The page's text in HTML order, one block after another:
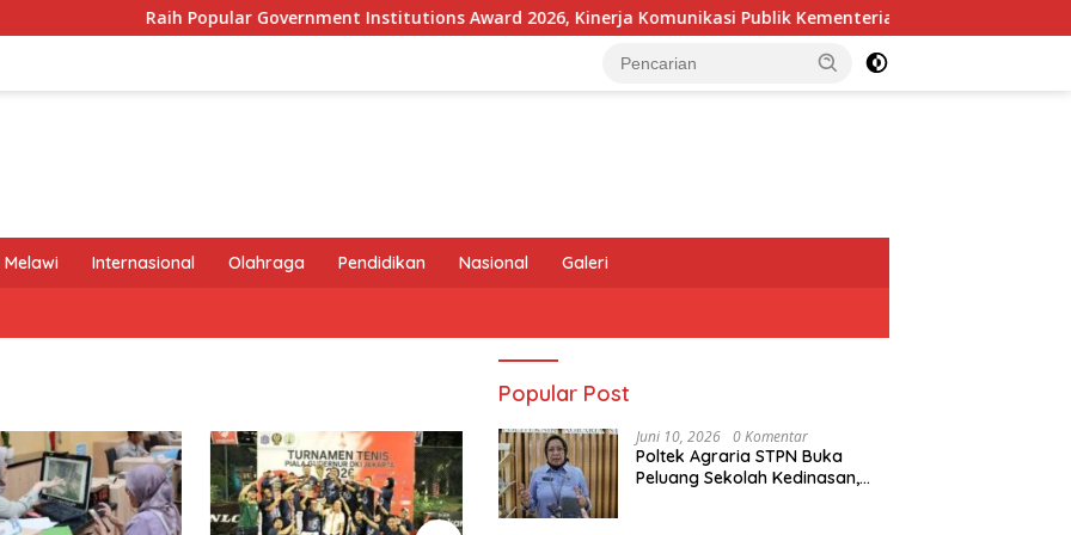
Raih Popular Government Institutions Award 2026, Kinerja Komunikasi Publik Kementerian ATR/BPN Kembali Diakui
Melawi Internasional Olahraga Pendidikan Nasional Galeri
Popular Post
Juni 10, 2026 0 Komentar
Poltek Agraria STPN Buka
Peluang Sekolah Kedinasan,